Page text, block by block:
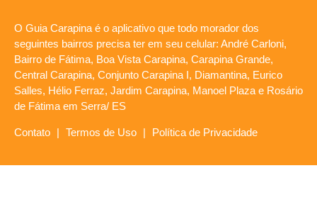
O Guia Carapina é o aplicativo que todo morador dos
seguintes bairros precisa ter em seu celular: André Carloni,
Bairro de Fátima, Boa Vista Carapina, Carapina Grande,
Central Carapina, Conjunto Carapina I, Diamantina, Eurico
Salles, Hélio Ferraz, Jardim Carapina, Manoel Plaza e Rosário
de Fátima em Serra/ ES
Contato | Termos de Uso | Política de Privacidade